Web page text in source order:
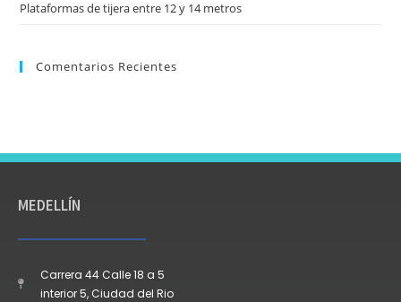
Plataformas de tijera entre 12 y 14 metros
Comentarios Recientes
MEDELLÍN
Carrera 44 Calle 18 a 5
interior 5, Ciudad del Rio